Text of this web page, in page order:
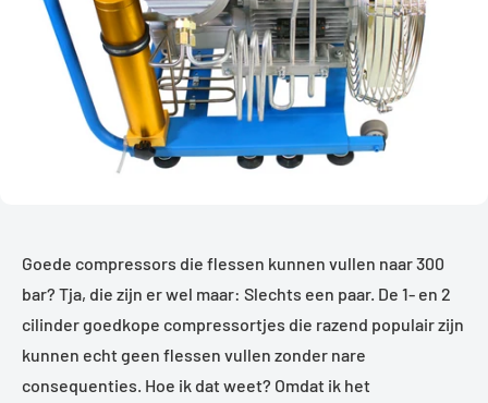
Goede compressors die flessen kunnen vullen naar 300
bar? Tja, die zijn er wel maar: Slechts een paar. De 1- en 2
cilinder goedkope compressortjes die razend populair zijn
kunnen echt geen flessen vullen zonder nare
consequenties. Hoe ik dat weet? Omdat ik het